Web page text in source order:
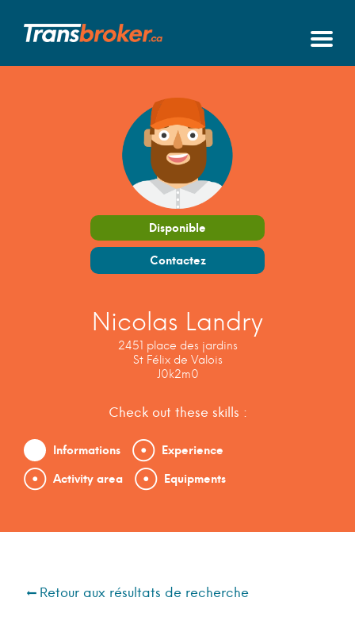
Disponible
Contactez
Nicolas Landry
2451 place des jardins
St Félix de Valois
J0k2m0
Check out these skills :
Informations
Experience
Activity area
Equipments
Retour aux résultats de recherche